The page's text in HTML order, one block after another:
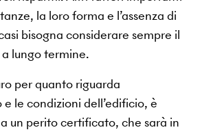
la loro forma e l’assenza di
bisogna considerare sempre il
lungo termine.
per quanto riguarda
le condizioni dell’edificio, è
un perito certificato, che sarà in